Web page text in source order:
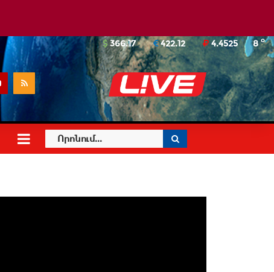
8o
366.17 422.12 4.4525